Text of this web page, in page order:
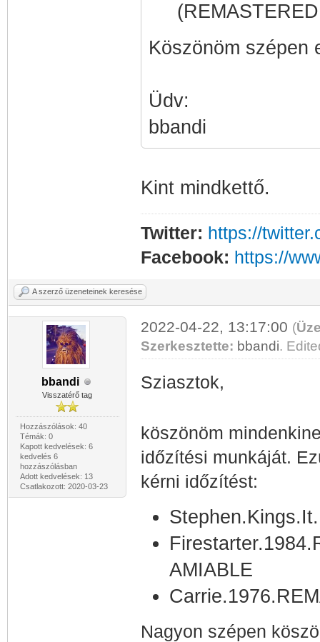
Köszönöm szépen
Üdv:
bbandi
Kint mindkettő.
Twitter: https://
Facebook: https://
A szerző üzeneteinek keresése
bbandi
Visszatérő tag
Hozzászólások: 40
Témák: 0
Kapott kedvelések: 6
kedvelés 6
hozzászólásban
Adott kedvelések: 13
Csatlakozott: 2020-03-23
2022-04-22, 13:17:00 (
Szerkesztette: bbandi.
Sziasztok,
köszönöm
időzítési munkáját.
kérni időzítést:
AMIABLE
Nagyon szépen